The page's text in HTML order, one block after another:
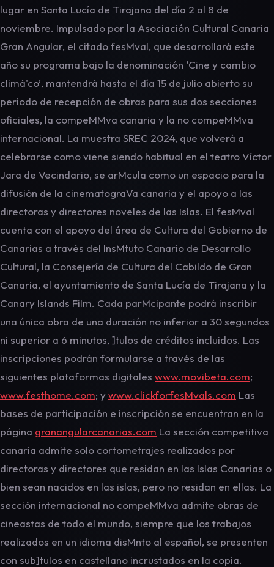
lugar en Santa Lucía de Tirajana del día 2 al 8 de
noviembre. Impulsado por la Asociación Cultural Canaria
Gran Angular, el citado fesMval, que desarrollará este
año su programa bajo la denominación ‘Cine y cambio
climá'co’, mantendrá hasta el día 15 de julio abierto su
periodo de recepción de obras para sus dos secciones
oficiales, la compeMMva canaria y la no compeMMva
internacional. La muestra SREC 2024, que volverá a
celebrarse como viene siendo habitual en el teatro Víctor
Jara de Vecindario, se arMcula como un espacio para la
difusión de la cinematograVa canaria y el apoyo a las
directoras y directores noveles de las Islas. El fesMval
cuenta con el apoyo del área de Cultura del Gobierno de
Canarias a través del InsMtuto Canario de Desarrollo
Cultural, la Consejería de Cultura del Cabildo de Gran
Canaria, el ayuntamiento de Santa Lucía de Tirajana y la
Canary Islands Film. Cada parMcipante podrá inscribir
una única obra de una duración no inferior a 30 segundos
ni superior a 6 minutos, ]tulos de créditos incluidos. Las
inscripciones podrán formularse a través de las
siguientes plataformas digitales www.movibeta.com;
www.festhome.com; ywww.clickforfesMvals.com Las
bases de participación e inscripción se encuentran en la
página granangularcanarias.com La sección competitiva
canaria admite solo cortometrajes realizados por
directoras y directores que residan en las Islas Canarias o
bien sean nacidos en las islas, pero no residan en ellas. La
sección internacional no compeMMva admite obras de
cineastas de todo el mundo, siempre que los trabajos
realizados en un idioma disMnto al español, se presenten
con sub]tulos en castellano incrustados en la copia.